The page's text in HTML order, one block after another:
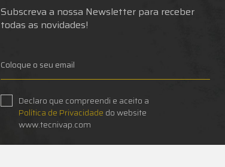
Subscreva a nossa Newsletter para receber
todas as novidades!
Declaro que compreendi e aceito a
Política de Privacidade do website
www.tecnivap.com